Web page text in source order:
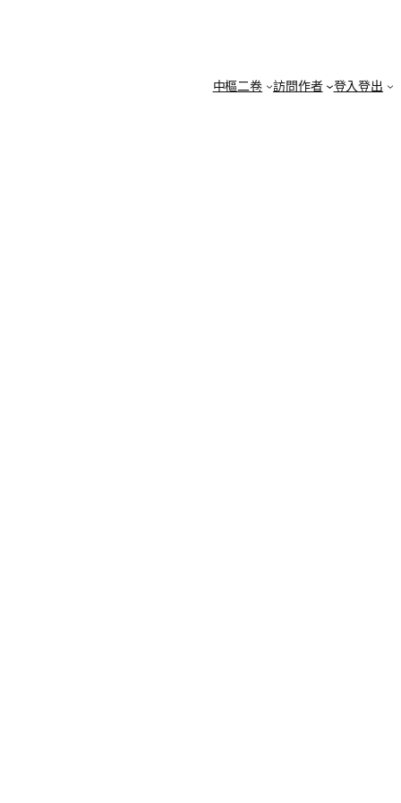
中樞二卷 訪問作者 登入登出